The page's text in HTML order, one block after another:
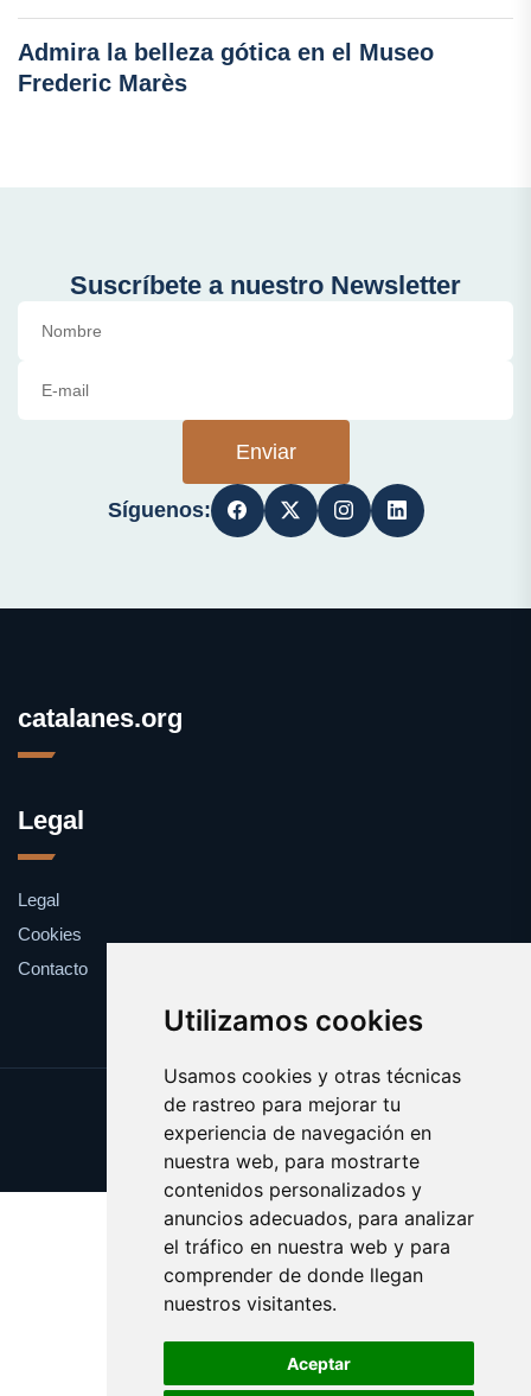
Utilizamos cookies
Usamos cookies y otras técnicas
de rastreo para mejorar tu
experiencia de navegación en
nuestra web, para mostrarte
contenidos personalizados y
anuncios adecuados, para analizar
el tráfico en nuestra web y para
comprender de donde llegan
nuestros visitantes.
Aceptar
Admira la belleza gótica en el Museo
Frederic Marès
Suscríbete a nuestro Newsletter
Enviar
Síguenos:
catalanes.org
Legal
Legal
Cookies
Contacto
Update cookies preferences
Copyright © 2025 catalanes.org